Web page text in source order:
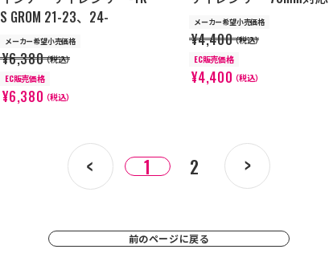
S GROM 21-23、24-
メーカー希望小売価格
¥6,380（税込）
EC販売価格
¥6,380（税込）
メーカー希望小売価格
¥4,400（税込）
EC販売価格
¥4,400（税込）
1 2
前のページに戻る